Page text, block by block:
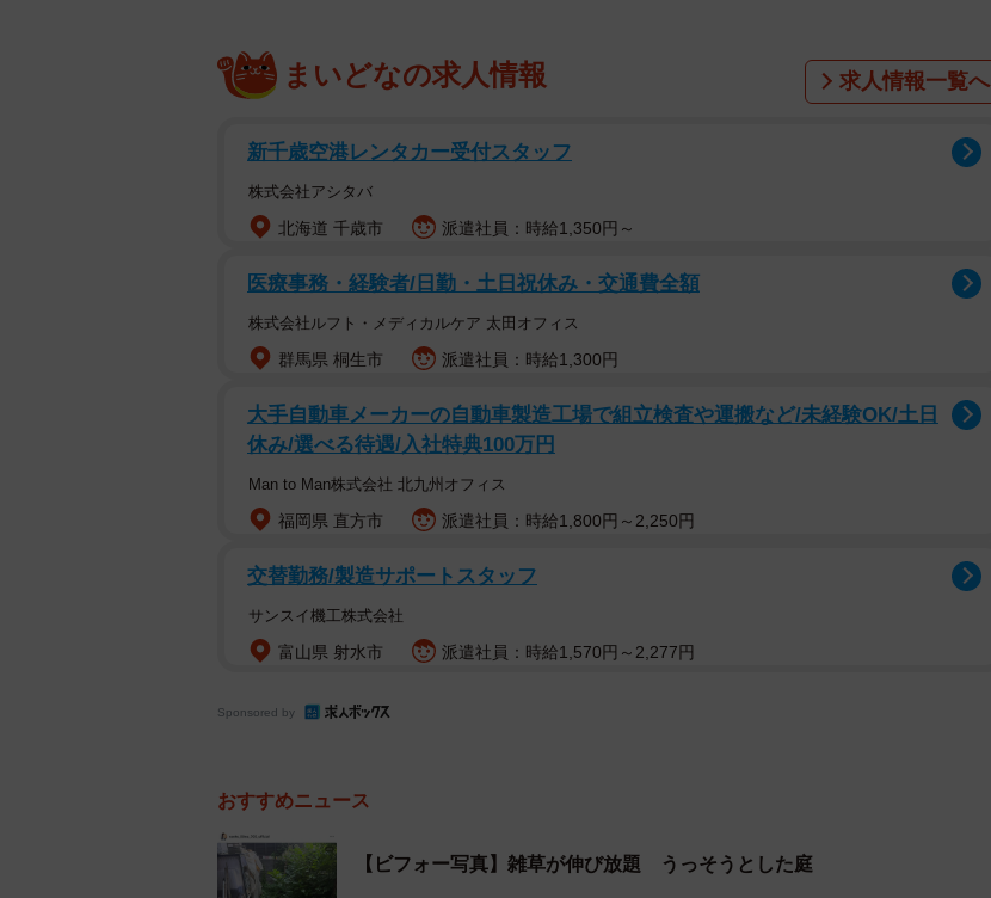
まいどなの求人情報 求人情報一覧へ
新千歳空港レンタカー受付スタッフ
株式会社アシタバ
北海道 千歳市 派遣社員：時給1,350円～
医療事務・経験者/日勤・土日祝休み・交通費全額
株式会社ルフト・メディカルケア 太田オフィス
群馬県 桐生市 派遣社員：時給1,300円
大手自動車メーカーの自動車製造工場で組立検査や運搬など/未経験OK/土日
休み/選べる待遇/入社特典100万円
Man to Man株式会社 北九州オフィス
福岡県 直方市 派遣社員：時給1,800円～2,250円
交替勤務/製造サポートスタッフ
サンスイ機工株式会社
富山県 射水市 派遣社員：時給1,570円～2,277円
Sponsored by
おすすめニュース
【ビフォー写真】雑草が伸び放題 うっそうとした庭